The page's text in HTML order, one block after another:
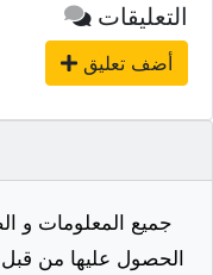
التعليقات
أضف تعليق
جميع المعلومات و
الحصول عليها من